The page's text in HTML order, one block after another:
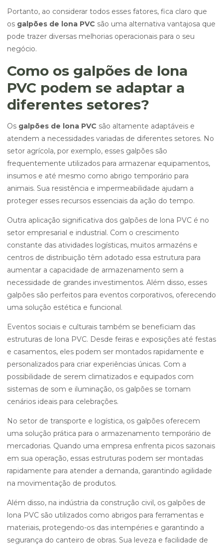
Portanto, ao considerar todos esses fatores, fica claro que
os galpões de lona PVC são uma alternativa vantajosa que
pode trazer diversas melhorias operacionais para o seu
negócio.
Como os galpões de lona
PVC podem se adaptar a
diferentes setores?
Os galpões de lona PVC são altamente adaptáveis e
atendem a necessidades variadas de diferentes setores. No
setor agrícola, por exemplo, esses galpões são
frequentemente utilizados para armazenar equipamentos,
insumos e até mesmo como abrigo temporário para
animais. Sua resistência e impermeabilidade ajudam a
proteger esses recursos essenciais da ação do tempo.
Outra aplicação significativa dos galpões de lona PVC é no
setor empresarial e industrial. Com o crescimento
constante das atividades logísticas, muitos armazéns e
centros de distribuição têm adotado essa estrutura para
aumentar a capacidade de armazenamento sem a
necessidade de grandes investimentos. Além disso, esses
galpões são perfeitos para eventos corporativos, oferecendo
uma solução estética e funcional.
Eventos sociais e culturais também se beneficiam das
estruturas de lona PVC. Desde feiras e exposições até festas
e casamentos, eles podem ser montados rapidamente e
personalizados para criar experiências únicas. Com a
possibilidade de serem climatizados e equipados com
sistemas de som e iluminação, os galpões se tornam
cenários ideais para celebrações.
No setor de transporte e logística, os galpões oferecem
uma solução prática para o armazenamento temporário de
mercadorias. Quando uma empresa enfrenta picos sazonais
em sua operação, essas estruturas podem ser montadas
rapidamente para atender a demanda, garantindo agilidade
na movimentação de produtos.
Além disso, na indústria da construção civil, os galpões de
lona PVC são utilizados como abrigos para ferramentas e
materiais, protegendo-os das intempéries e garantindo a
segurança do canteiro de obras. Sua leveza e facilidade de